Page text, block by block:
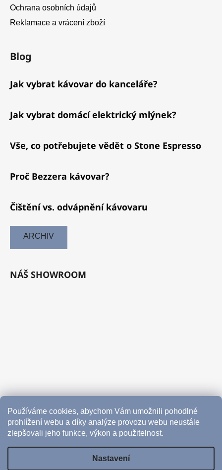
Používáme cookies, abychom Vám umožnili pohodlné
prohlížení webu a díky analýze provozu webu neustále
zlepšovali jeho funkce, výkon a použitelnost.
Nastavení
Ochrana osobních údajů
Reklamace a vrácení zboží
Blog
Jak vybrat kávovar do kanceláře?
Jak vybrat domácí elektrický mlýnek?
Vše, co potřebujete vědět o Stone Espresso
Proč Bezzera kávovar?
Čištění vs. odvápnění kávovaru
ARCHIV
NÁŠ SHOWROOM